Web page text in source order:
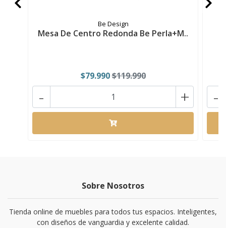
Be Design
Mesa De Centro Redonda Be Perla+M..
$79.990$119.990
+
- -
Sobre Nosotros
Tienda online de muebles para todos tus espacios. Inteligentes,
con diseños de vanguardia y excelente calidad.